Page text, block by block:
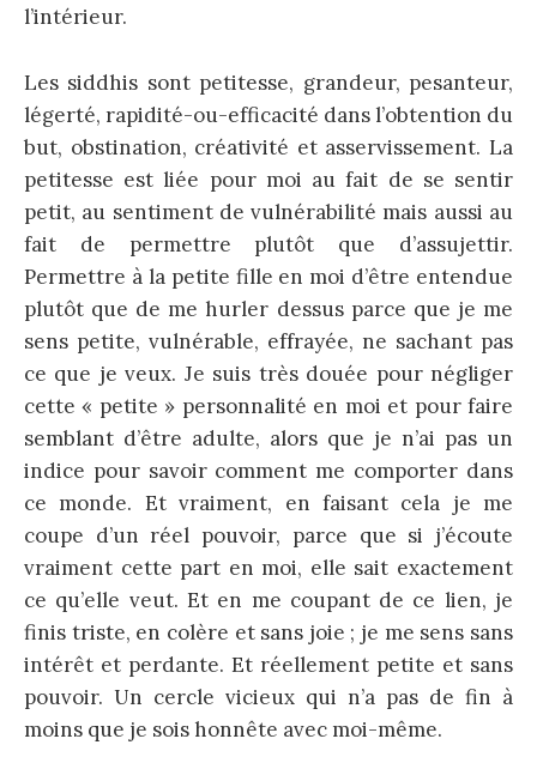
l’intérieur.
Les siddhis sont petitesse, grandeur, pesanteur,
légerté, rapidité-ou-efficacité dans l’obtention du
but, obstination, créativité et asservissement. La
petitesse est liée pour moi au fait de se sentir
petit, au sentiment de vulnérabilité mais aussi au
fait de permettre plutôt que d’assujettir.
Permettre à la petite fille en moi d’être entendue
plutôt que de me hurler dessus parce que je me
sens petite, vulnérable, effrayée, ne sachant pas
ce que je veux. Je suis très douée pour négliger
cette « petite » personnalité en moi et pour faire
semblant d’être adulte, alors que je n’ai pas un
indice pour savoir comment me comporter dans
ce monde. Et vraiment, en faisant cela je me
coupe d’un réel pouvoir, parce que si j’écoute
vraiment cette part en moi, elle sait exactement
ce qu’elle veut. Et en me coupant de ce lien, je
finis triste, en colère et sans joie ; je me sens sans
intérêt et perdante. Et réellement petite et sans
pouvoir. Un cercle vicieux qui n’a pas de fin à
moins que je sois honnête avec moi-même.